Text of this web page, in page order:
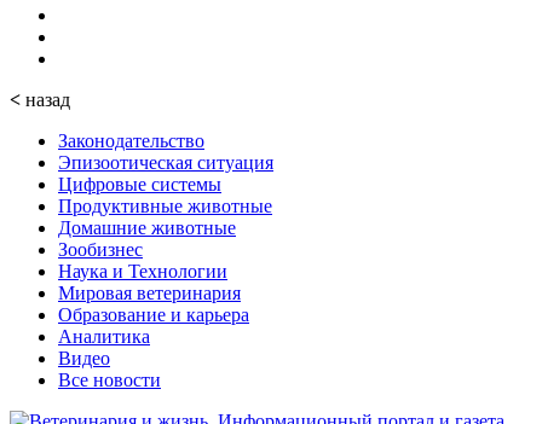
< назад
Законодательство
Эпизоотическая ситуация
Цифровые системы
Продуктивные животные
Домашние животные
Зообизнес
Наука и Технологии
Мировая ветеринария
Образование и карьера
Аналитика
Видео
Все новости